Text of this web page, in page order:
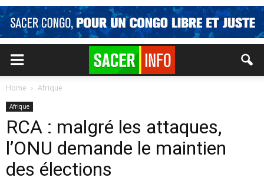
Home Afrique
Afrique
RCA : malgré les attaques,
l’ONU demande le maintien
des élections